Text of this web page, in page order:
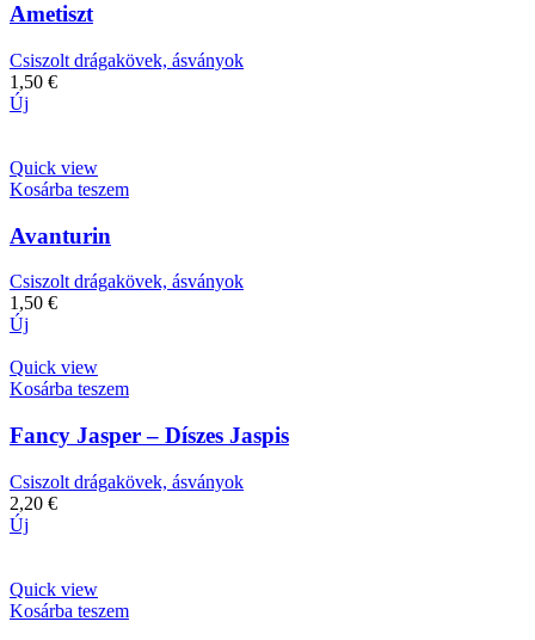
Ametiszt
Csiszolt drágakövek, ásványok
1,50 €
Új
Quick view
Kosárba teszem
Avanturin
Csiszolt drágakövek, ásványok
1,50 €
Új
Quick view
Kosárba teszem
Fancy Jasper – Díszes Jaspis
Csiszolt drágakövek, ásványok
2,20 €
Új
Quick view
Kosárba teszem